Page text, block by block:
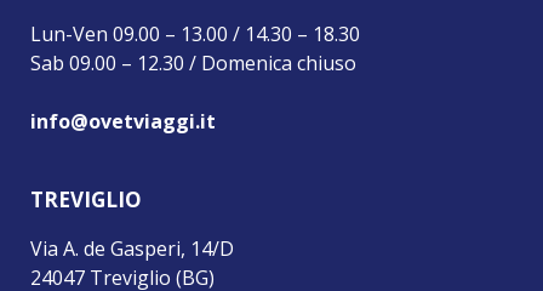
Lun-Ven 09.00 – 13.00 / 14.30 – 18.30
Sab 09.00 – 12.30 / Domenica chiuso
info@ovetviaggi.it
TREVIGLIO
Via A. de Gasperi, 14/D
24047 Treviglio (BG)